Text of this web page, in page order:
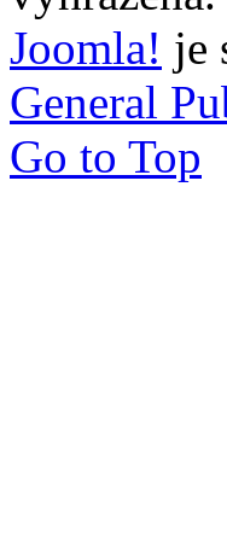
Joomla! je
General
Go to Top